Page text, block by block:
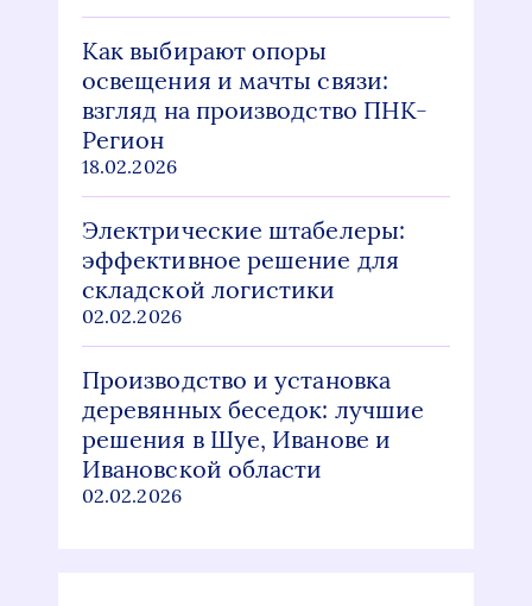
Как выбирают опоры
освещения и мачты связи:
взгляд на производство ПНК-
Регион
18.02.2026
Электрические штабелеры:
эффективное решение для
складской логистики
02.02.2026
Производство и установка
деревянных беседок: лучшие
решения в Шуе, Иванове и
Ивановской области
02.02.2026